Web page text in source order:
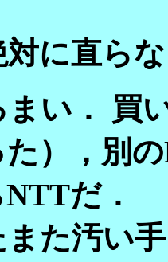
に直ら
まい． 買
），別
だ．
た汚い